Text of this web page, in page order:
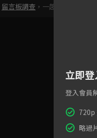
留言板調查 ，一起共創新版留
立即
登入會員
720p
略過